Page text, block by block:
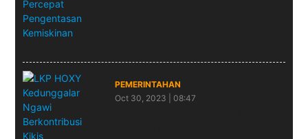
PEMERINTAHAN
Oct 30, 2023 | 08:47